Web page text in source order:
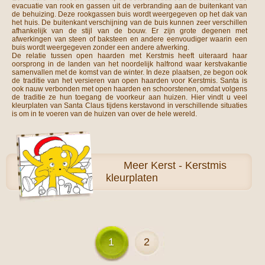
evacuatie van rook en gassen uit de verbranding aan de buitenkant van
de behuizing. Deze rookgassen buis wordt weergegeven op het dak van
het huis. De buitenkant verschijning van de buis kunnen zeer verschillen
afhankelijk van de stijl van de bouw. Er zijn grote degenen met
afwerkingen van steen of baksteen en andere eenvoudiger waarin een
buis wordt weergegeven zonder een andere afwerking.
De relatie tussen open haarden met Kerstmis heeft uiteraard haar
oorsprong in de landen van het noordelijk halfrond waar kerstvakantie
samenvallen met de komst van de winter. In deze plaatsen, ze begon ook
de traditie van het versieren van open haarden voor Kerstmis. Santa is
ook nauw verbonden met open haarden en schoorstenen, omdat volgens
de traditie ze hun toegang de voorkeur aan huizen. Hier vindt u veel
kleurplaten van Santa Claus tijdens kerstavond in verschillende situaties
is om in te voeren van de huizen van over de hele wereld.
Meer Kerst - Kerstmis
kleurplaten
1 2